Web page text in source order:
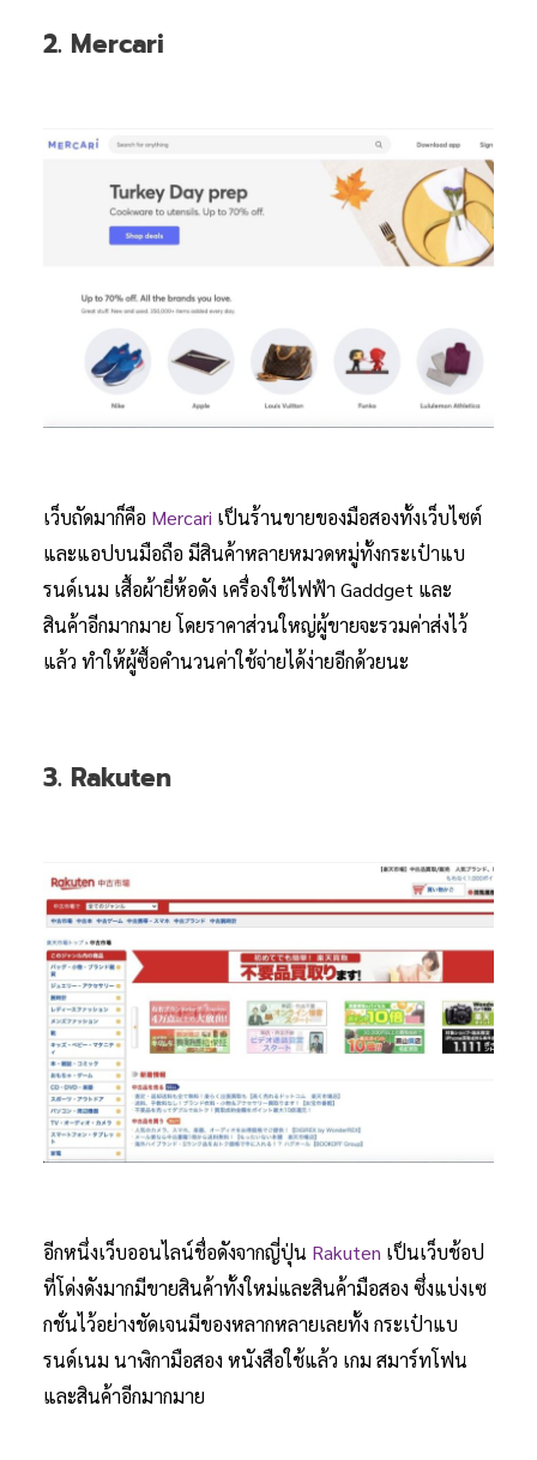
2. Mercari
เว็บถัดมาก็คือ Mercari เป็นร้านขายของมือสองทั้งเว็บไซต์
และแอปบนมือถือ มีสินค้าหลายหมวดหมู่ทั้งกระเป๋าแบ
รนด์เนม เสื้อผ้ายี่ห้อดัง เครื่องใช้ไฟฟ้า Gaddget และ
สินค้าอีกมากมาย โดยราคาส่วนใหญ่ผู้ขายจะรวมค่าส่งไว้
แล้ว ทำให้ผู้ซื้อคำนวนค่าใช้จ่ายได้ง่ายอีกด้วยนะ
3. Rakuten
อีกหนึ่งเว็บออนไลน์ชื่อดังจากญี่ปุ่น Rakuten เป็นเว็บช้อป
ที่โด่งดังมากมีขายสินค้าทั้งใหม่และสินค้ามือสอง ซึ่งแบ่งเซ
กชั่นไว้อย่างชัดเจนมีของหลากหลายเลยทั้ง กระเป๋าแบ
รนด์เนม นาฬิกามือสอง หนังสือใช้แล้ว เกม สมาร์ทโฟน
และสินค้าอีกมากมาย